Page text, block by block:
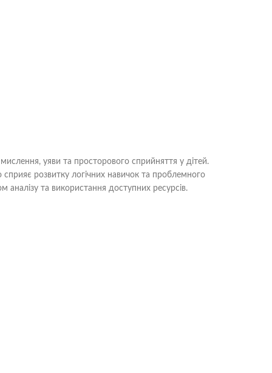
уяви та просторового сприйняття у дітей.
розвитку логічних навичок та проблемного
та використання доступних ресурсів.